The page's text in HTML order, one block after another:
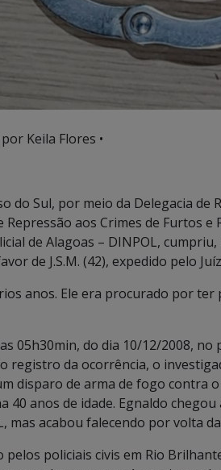
Keila Flores •
do Sul, por meio da Delegacia de
Repressão aos Crimes de Furtos e
de Alagoas – DINPOL,
de J.S.M. (42), expedido pelo
anos. Ele era procurado por
05h30min, do dia 10/12/2008, no
registro da ocorrência, o
disparo de arma de fogo contra
40 anos de idade. Egnaldo
mas acabou falecendo por volta
policiais civis em Rio